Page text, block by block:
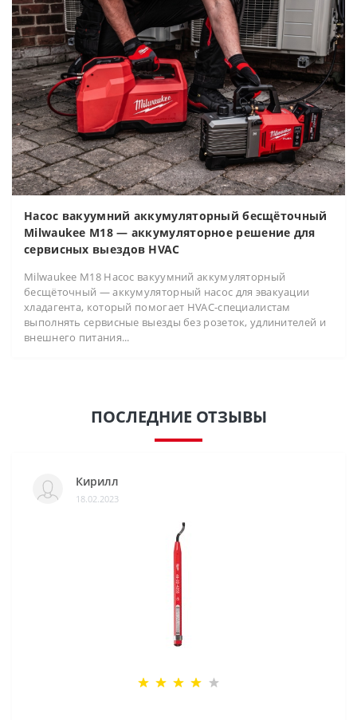
Насос вакуумний аккумуляторный бесщёточный
Milwaukee M18 — аккумуляторное решение для
сервисных выездов HVAC
Milwaukee M18 Насос вакуумний аккумуляторный
бесщёточный — аккумуляторный насос для эвакуации
хладагента, который помогает HVAC-специалистам
выполнять сервисные выезды без розеток, удлинителей и
внешнего питания...
ПОСЛЕДНИЕ ОТЗЫВЫ
Кирилл
18.02.2023